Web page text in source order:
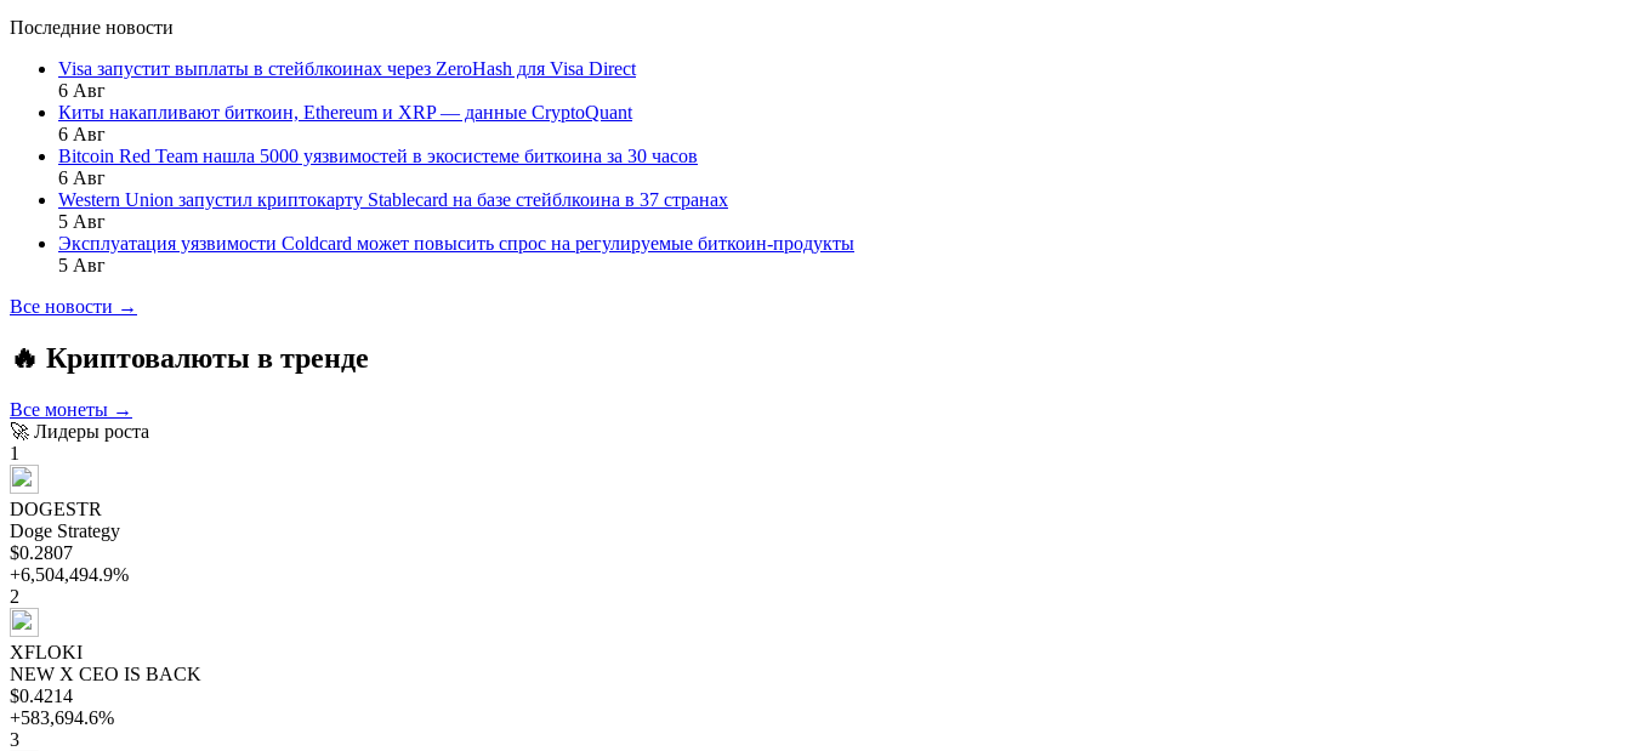
Последние новости
Visa запустит выплаты в стейблкоинах через ZeroHash для Visa Direct
6 Авг
Киты накапливают биткоин, Ethereum и XRP — данные CryptoQuant
6 Авг
Bitcoin Red Team нашла 5000 уязвимостей в экосистеме биткоина за 30 часов
6 Авг
Western Union запустил криптокарту Stablecard на базе стейблкоина в 37 странах
5 Авг
Эксплуатация уязвимости Coldcard может повысить спрос на регулируемые биткоин-продукты
5 Авг
Все новости →
🔥 Криптовалюты в тренде
Все монеты →
🚀 Лидеры роста
1
DOGESTR
Doge Strategy
$0.2807
+6,504,494.9%
2
XFLOKI
NEW X CEO IS BACK
$0.4214
+583,694.6%
3